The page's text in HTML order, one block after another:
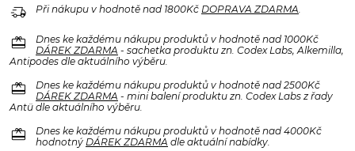
delivery_truck_speed Při nákupu v hodnotě nad 1800Kč DOPRAVA ZDARMA
redeem
Dnes ke každému nákupu produktů v hodnotě nad 1000Kč
DÁREK ZDARMA - sachetka produktu zn. Codex Labs, Alkemilla,
Antipodes dle aktuálního výběru.
redeem
Dnes ke každému nákupu produktů v hodnotě nad 2500Kč
DÁREK ZDARMA - mini balení produktu zn. Codex Labs z řady
Antü dle aktuálního výběru.
redeem
Dnes ke každému nákupu produktů v hodnotě nad 4000Kč
hodnotný DÁREK ZDARMA dle aktuální nabídky.